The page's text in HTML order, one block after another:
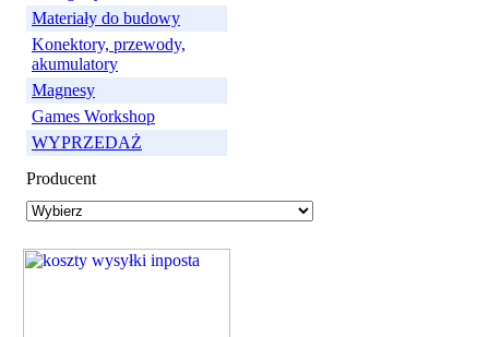
Materiały do budowy
Konektory, przewody,
akumulatory
Magnesy
Games Workshop
WYPRZEDAŻ
Producent